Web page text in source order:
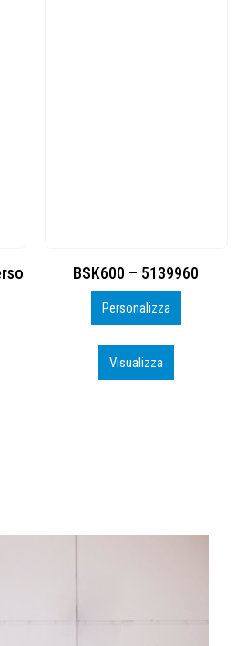
DTF
Personalizza
Visualizza